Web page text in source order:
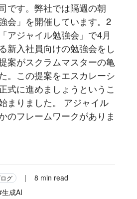
です。弊社では隔週の朝
会」を開催しています。2
アジャイル勉強会」で4月
新入社員向けの勉強会をし
案がスクラムマスターの亀
。この提案をエスカレーシ
式に進めましょうというこ
まりました。 アジャイル
のフレームワークがありま
グ |
8 min read
生成AI